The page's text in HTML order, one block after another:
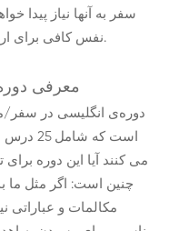
سفر به آنها نیاز پیدا
نفس کافی برای ارتباط برقرار کردن با افراد دیگر را می‌دهد.
معرفی
دوره‌ی انگلیسی در سفر/
است که
می کنند آیا این دوره
چنین است: اگر مثل ما
مکالمات و عباراتی